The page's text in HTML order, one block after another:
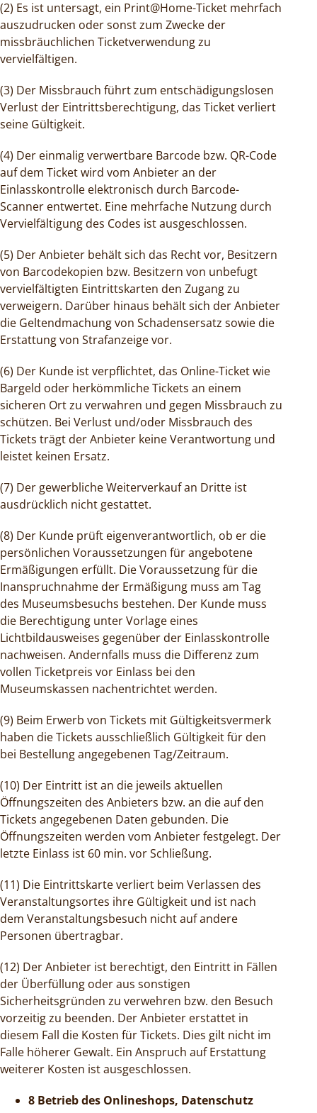
(2) Es ist untersagt, ein Print@Home-Ticket mehrfach
auszudrucken oder sonst zum Zwecke der
missbräuchlichen Ticketverwendung zu
vervielfältigen.
(3) Der Missbrauch führt zum entschädigungslosen
Verlust der Eintrittsberechtigung, das Ticket verliert
seine Gültigkeit.
(4) Der einmalig verwertbare Barcode bzw. QR-Code
auf dem Ticket wird vom Anbieter an der
Einlasskontrolle elektronisch durch Barcode-
Scanner entwertet. Eine mehrfache Nutzung durch
Vervielfältigung des Codes ist ausgeschlossen.
(5) Der Anbieter behält sich das Recht vor, Besitzern
von Barcodekopien bzw. Besitzern von unbefugt
vervielfältigten Eintrittskarten den Zugang zu
verweigern. Darüber hinaus behält sich der Anbieter
die Geltendmachung von Schadensersatz sowie die
Erstattung von Strafanzeige vor.
(6) Der Kunde ist verpflichtet, das Online-Ticket wie
Bargeld oder herkömmliche Tickets an einem
sicheren Ort zu verwahren und gegen Missbrauch zu
schützen. Bei Verlust und/oder Missbrauch des
Tickets trägt der Anbieter keine Verantwortung und
leistet keinen Ersatz.
(7) Der gewerbliche Weiterverkauf an Dritte ist
ausdrücklich nicht gestattet.
(8) Der Kunde prüft eigenverantwortlich, ob er die
persönlichen Voraussetzungen für angebotene
Ermäßigungen erfüllt. Die Voraussetzung für die
Inanspruchnahme der Ermäßigung muss am Tag
des Museumsbesuchs bestehen. Der Kunde muss
die Berechtigung unter Vorlage eines
Lichtbildausweises gegenüber der Einlasskontrolle
nachweisen. Andernfalls muss die Differenz zum
vollen Ticketpreis vor Einlass bei den
Museumskassen nachentrichtet werden.
(9) Beim Erwerb von Tickets mit Gültigkeitsvermerk
haben die Tickets ausschließlich Gültigkeit für den
bei Bestellung angegebenen Tag/Zeitraum.
(10) Der Eintritt ist an die jeweils aktuellen
Öffnungszeiten des Anbieters bzw. an die auf den
Tickets angegebenen Daten gebunden. Die
Öffnungszeiten werden vom Anbieter festgelegt. Der
letzte Einlass ist 60 min. vor Schließung.
(11) Die Eintrittskarte verliert beim Verlassen des
Veranstaltungsortes ihre Gültigkeit und ist nach
dem Veranstaltungsbesuch nicht auf andere
Personen übertragbar.
(12) Der Anbieter ist berechtigt, den Eintritt in Fällen
der Überfüllung oder aus sonstigen
Sicherheitsgründen zu verwehren bzw. den Besuch
vorzeitig zu beenden. Der Anbieter erstattet in
diesem Fall die Kosten für Tickets. Dies gilt nicht im
Falle höherer Gewalt. Ein Anspruch auf Erstattung
weiterer Kosten ist ausgeschlossen.
8 Betrieb des Onlineshops, Datenschutz